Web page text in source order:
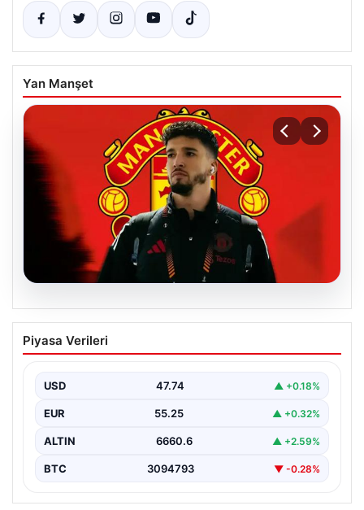
Yan Manşet
07.08.2026
Manchester United, Altay Bayındır’ın
Transferini Resmen Duyurdu
beklenen haberi duyurdu ve transferde sona…
Piyasa Verileri
USD 47.74 ▲ +0.18%
EUR 55.25 ▲ +0.32%
ALTIN 6660.6 ▲ +2.59%
BTC 3094793 ▼ -0.28%